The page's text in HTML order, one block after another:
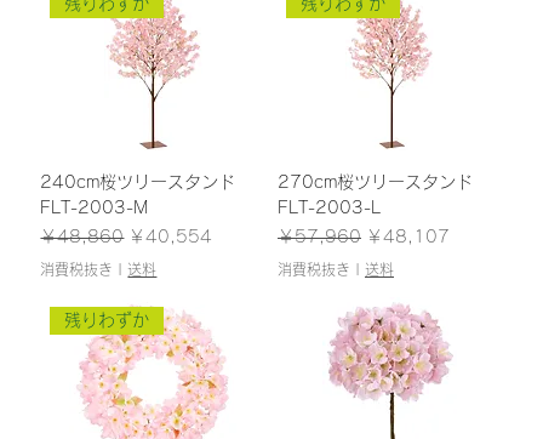
残りわずか
240cm桜ツリースタンド
FLT-2003-M
通常価格
￥48,860 セール価格
￥40,554
消費税抜き 送料
残りわずか
270cm桜ツリースタンド
FLT-2003-L
通常価格
￥57,960 セール価格
￥48,107
消費税抜き 送料
残りわずか